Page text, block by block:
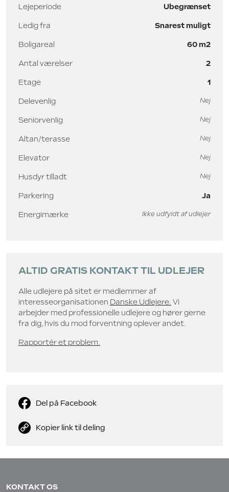
Lejeperiode Ubegrænset
Ledig fra Snarest muligt
Boligareal 60 m2
Antal værelser 2
Etage 1
Delevenlig Nej
Seniorvenlig Nej
Altan/terasse Nej
Elevator Nej
Husdyr tilladt Nej
Parkering Ja
Energimærke Ikke udfyldt af udlejer
ALTID GRATIS KONTAKT TIL UDLEJER
Alle udlejere på sitet er medlemmer af
interesseorganisationen Danske Udlejere. Vi
arbejder med professionelle udlejere og hører gerne
fra dig, hvis du mod forventning oplever andet.
Rapportér et problem.
Del på Facebook
Kopier link til deling
KONTAKT OS